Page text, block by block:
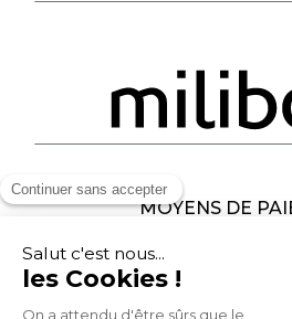
MOYENS DE